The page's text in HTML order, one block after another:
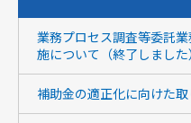
業務プロセス調査等委託
施について（終了しました）
補助金の適正化に向けた